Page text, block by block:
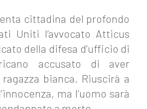
cittadina del profondo
Uniti l’avvocato Atticus
della difesa d’ufficio di
accusato di aver
bianca. Riuscirà a
ma l’uomo sarà